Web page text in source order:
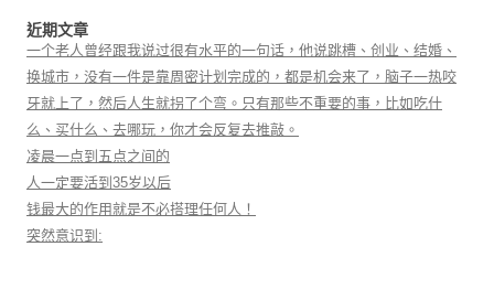
近期文章
一个老人曾经跟我说过很有水平的一句话，他说跳槽、创业、结婚、
换城市，没有一件是靠周密计划完成的，都是机会来了，脑子一热咬
牙就上了，然后人生就拐了个弯。只有那些不重要的事，比如吃什
么、买什么、去哪玩，你才会反复去推敲。
凌晨一点到五点之间的
人一定要活到35岁以后
钱最大的作用就是不必搭理任何人！
突然意识到: